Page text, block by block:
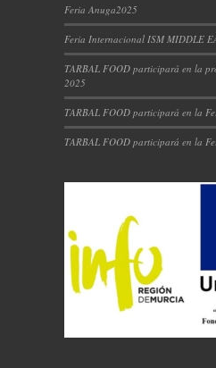
Feria Anuga2025
Feria Internacional ISM MIDDLE
TARBAL FOOD participará en la
2025
TARBAL FOOD participará en la
TARBAL FOOD participará en la